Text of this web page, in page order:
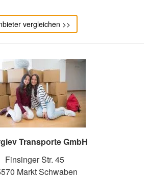
vergleichen >>
Transporte GmbH
Finsinger Str. 45
Markt Schwaben